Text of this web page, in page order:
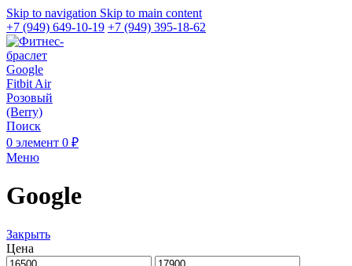
Skip to navigation Skip to main content
+7 (949) 649-10-19 +7 (949) 395-18-62
Поиск
0 элемент 0 ₽
Меню
Google
Закрыть
Цена